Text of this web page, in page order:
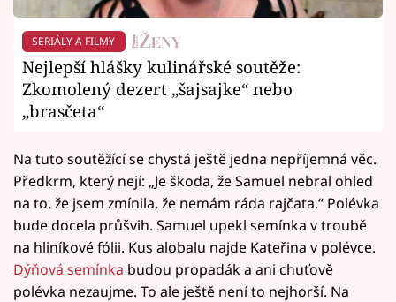
SERIÁLY A FILMY
Nejlepší hlášky kulinářské soutěže:
Zkomolený dezert „šajsajke“ nebo
„brasčeta“
Na tuto soutěžící se chystá ještě jedna nepříjemná věc.
Předkrm, který nejí: „Je škoda, že Samuel nebral ohled
na to, že jsem zmínila, že nemám ráda rajčata.“ Polévka
bude docela průšvih. Samuel upekl semínka v troubě
na hliníkové fólii. Kus alobalu najde Kateřina v polévce.
Dýňová semínka budou propadák a ani chuťově
polévka nezaujme. To ale ještě není to nejhorší. Na